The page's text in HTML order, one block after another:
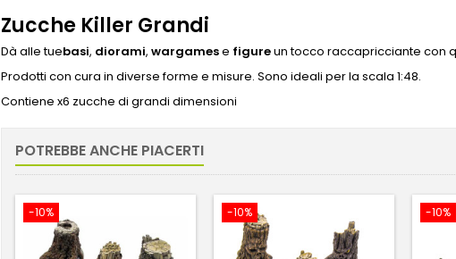
Zucche Killer Grandi
Dà alle tuebasi, diorami, wargamese figureun tocco raccapricciante con
Prodotti con cura in diverse forme e misure. Sono ideali per la scala 1:48.
Contiene x6 zucche di grandi dimensioni
POTREBBE ANCHE PIACERTI
-10% -10% -10%